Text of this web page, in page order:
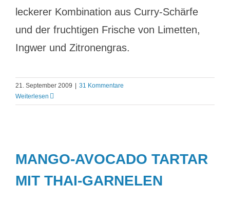
leckerer Kombination aus Curry-Schärfe
und der fruchtigen Frische von Limetten,
Ingwer und Zitronengras.
21. September 2009
31 Kommentare
Weiterlesen
MANGO-AVOCADO TARTAR
MIT THAI-GARNELEN